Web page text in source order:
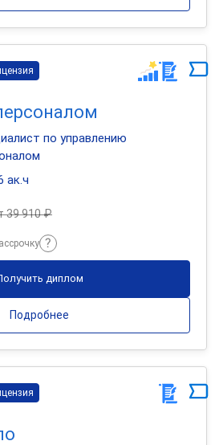
по управлению
ак.ч
39 910 ₽
диплом
Подробнее